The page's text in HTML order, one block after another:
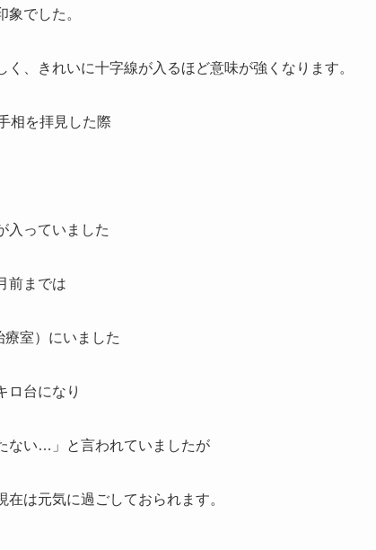
象でした。
く、きれいに十字線が入るほど意味が強くなります。
相を拝見した際
入っていました
前までは
室）にいました
ロ台になり
ない…」と言われていましたが
は元気に過ごしておられます。